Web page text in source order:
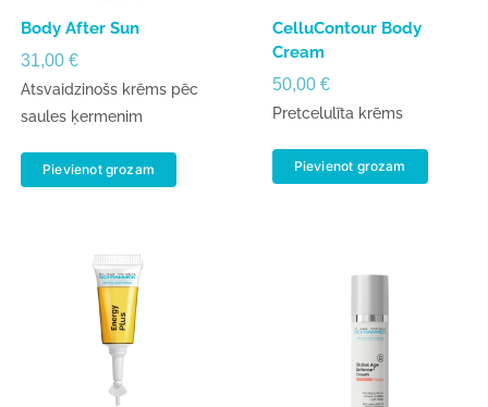
Body After Sun
31,00€
Atsvaidzinošs krēms pēc
saules ķermenim
Pievienot grozam
CelluContour Body
Cream
50,00 €
Pretcelulīta krēms
Pievienot grozam